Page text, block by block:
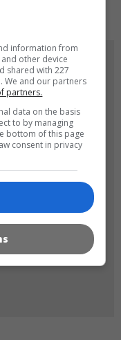
120x120
information from
other device
shared with 227
We and our partners
partners.
data on the basis
to by managing
bottom of this page
consent in privacy